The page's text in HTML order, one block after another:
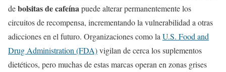
debolsitas de cafeínapuede alterar permanentemente los
circuitos de recompensa, incrementando la vulnerabilidad a otras
adicciones en el futuro. Organizaciones como la U.S. Food and
Drug Administration (FDA)vigilan de cerca los suplementos
dietéticos, pero muchas de estas marcas operan en zonas grises